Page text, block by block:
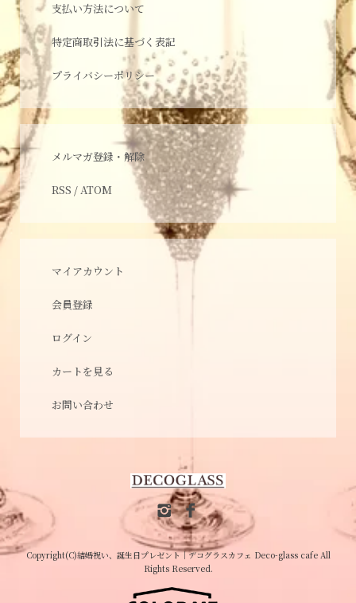
支払い方法について
特定商取引法に基づく表記
プライバシーポリシー
メルマガ登録・解除
RSS /ATOM
マイアカウント
会員登録
ログイン
カートを見る
お問い合わせ
Copyright(C)結婚祝い、誕生日プレゼント│デコグラスカフェ Deco-glass cafe All
Rights Reserved.